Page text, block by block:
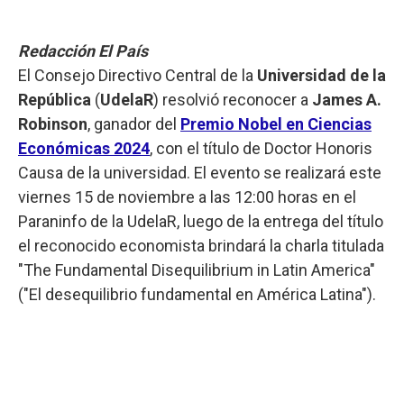
Redacción El País
El Consejo Directivo Central de la Universidad de la
República (UdelaR) resolvió reconocer a James A.
Robinson, ganador del Premio Nobel en Ciencias
Económicas 2024, con el título de Doctor Honoris
Causa de la universidad. El evento se realizará este
viernes 15 de noviembre a las 12:00 horas en el
Paraninfo de la UdelaR, luego de la entrega del título
el reconocido economista brindará la charla titulada
"The Fundamental Disequilibrium in Latin America"
("El desequilibrio fundamental en América Latina").